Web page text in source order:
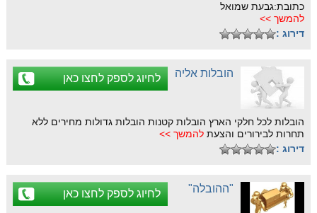
כתובת:גבעת שמואל
להמשך >>
דירוג :
הובלות אליה לחיוג לספק לחצו כאן
הובלות לכל חלקי הארץ הובלות קטנות הובלות גדולות מחירים ללא
תחרות לבירורים והצעת להמשך >>
דירוג :
"ההובלה" לחיוג לספק לחצו כאן